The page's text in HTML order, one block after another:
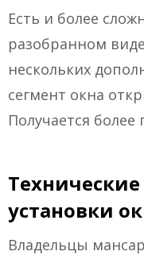
Есть и более
разобранном
нескольких
сегмент окна
Получается
установки
Владельцы